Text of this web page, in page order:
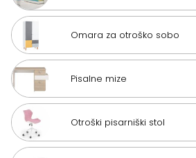
Omara za otroško sobo
Pisalne mize
Otroški pisarniški stol